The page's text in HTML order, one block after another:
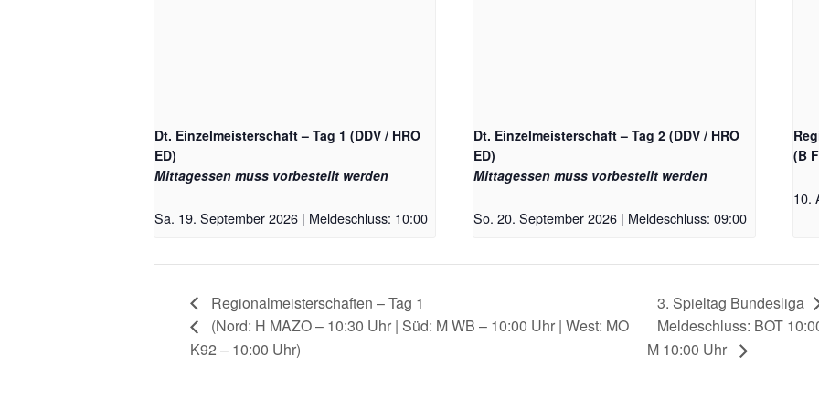
Dt. Einzelmeisterschaft – Tag 1 (DDV / HRO
ED)
Mittagessen muss vorbestellt werden
Sa. 19. September 2026 | Meldeschluss: 10:00
Dt. Einzelmeisterschaft – Tag 2 (DDV / HRO
ED)
Mittagessen muss vorbestellt werden
So. 20. September 2026 | Meldeschluss: 09:00
(B
10.
Regionalmeisterschaften – Tag 1
(Nord: H MAZO – 10:30 Uhr | Süd: M WB – 10:00 Uhr | West: MO
K92 – 10:00 Uhr)
3. Spieltag Bundesliga
Meldeschluss: BOT
M 10:00 Uhr